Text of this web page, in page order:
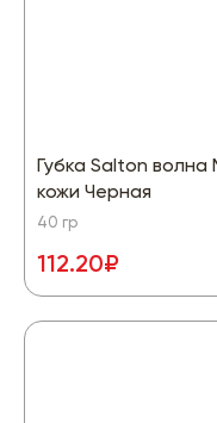
Губка Salton волна
кожи Черная
40 гр
112.20₽